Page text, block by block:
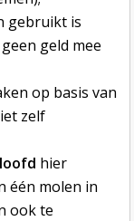
gebruikt is
geld mee
op basis van
zelf
hier
één molen in
ook te